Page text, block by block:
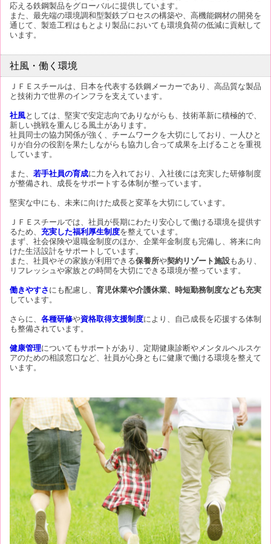
応える鉄鋼製品をグローバルに提供しています。
また、最先端の環境調和型製鉄プロセスの構築や、高機能鋼材の開発を
通じて、製造工程はもとより製品においても環境負荷の低減に貢献して
います。
社風・働く環境
ＪＦＥスチールは、日本を代表する鉄鋼メーカーであり、高品質な製品
と技術力で世界のインフラを支えています。
社風としては、堅実で安定志向でありながらも、技術革新に積極的で、
新しい挑戦を重んじる風土があります。
社員同士の協力関係が強く、チームワークを大切にしており、一人ひと
りが自分の役割を果たしながらも協力し合って成果を上げることを重視
しています。
また、 若手社員の育成に力を入れており、入社後には充実した研修制度
が整備され、成長をサポートする体制が整っています。
堅実な中にも、未来に向けた成長と変革を大切にしています。
ＪＦＥスチールでは、社員が長期にわたり安心して働ける環境を提供す
るため、 充実した福利厚生制度を整えています。
まず、社会保険や退職金制度のほか、企業年金制度も完備し、将来に向
けた生活設計をサポートしています。
また、社員やその家族が利用できる保養所や契約リゾート施設もあり、
リフレッシュや家族との時間を大切にできる環境が整っています。
働きやすさ にも配慮し、 育児休業や介護休業、時短勤務制度なども充実
しています。
さらに、 各種研修や資格取得支援制度により、自己成長を応援する体制
も整備されています。
健康管理についてもサポートがあり、定期健康診断やメンタルヘルスケ
アのための相談窓口など、社員が心身ともに健康で働ける環境を整えて
います。